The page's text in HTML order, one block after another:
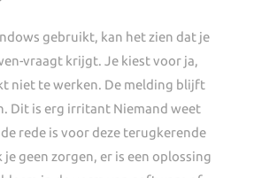
gebruikt, kan het zien dat je
vraagt krijgt. Je kiest voor ja,
niet te werken. De melding blijft
Dit is erg irritant Niemand weet
rede is voor deze terugkerende
je geen zorgen, er is een oplossing